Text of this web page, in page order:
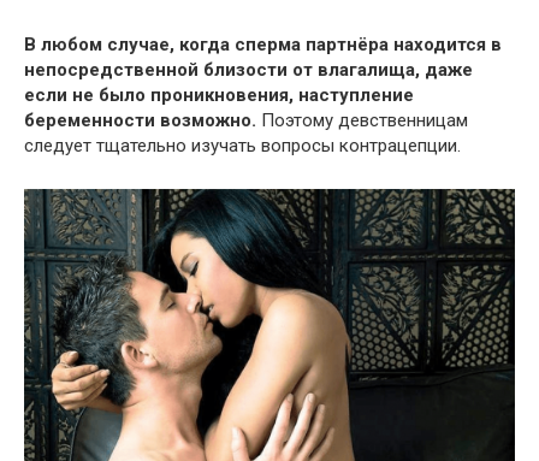
В любом случае, когда сперма партнёра находится в
непосредственной близости от влагалища, даже
если не было проникновения, наступление
беременности возможно. Поэтому девственницам
следует тщательно изучать вопросы контрацепции.